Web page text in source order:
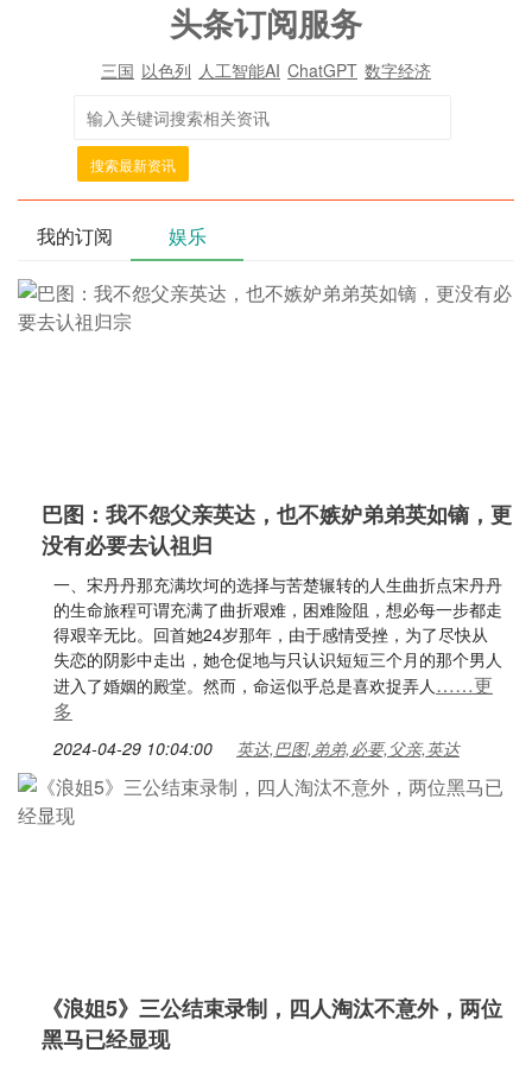
头条订阅服务
三国 以色列 人工智能AI ChatGPT 数字经济
搜索最新资讯
我的订阅 娱乐
巴图：我不怨父亲英达，也不嫉妒弟弟英如镝，更
没有必要去认祖归
一、宋丹丹那充满坎坷的选择与苦楚辗转的人生曲折点宋丹丹
的生命旅程可谓充满了曲折艰难，困难险阻，想必每一步都走
得艰辛无比。回首她24岁那年，由于感情受挫，为了尽快从
失恋的阴影中走出，她仓促地与只认识短短三个月的那个男人
进入了婚姻的殿堂。然而，命运似乎总是喜欢捉弄人……更
多
2024-04-29 10:04:00 英达,巴图,弟弟,必要,父亲,英达
《浪姐5》三公结束录制，四人淘汰不意外，两位
黑马已经显现